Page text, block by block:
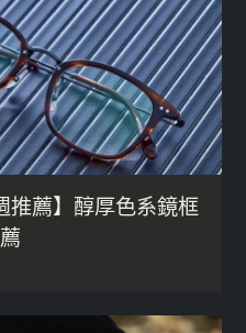
推薦】醇厚色系鏡框